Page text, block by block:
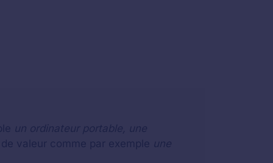
un ordinateur portable, une
valeur comme par exemple une